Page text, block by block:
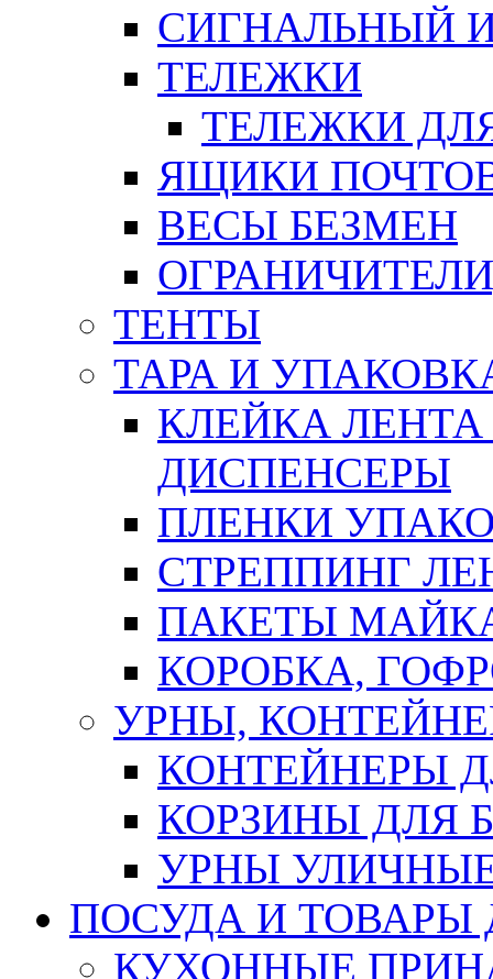
СИГНАЛЬНЫЙ
ТЕЛЕЖКИ
ТЕЛЕЖКИ
ЯЩИКИ
ВЕСЫ БЕЗМЕН
ТЕНТЫ
ТАРА И
КЛЕЙКА
ДИСПЕНСЕРЫ
ПЛЕНКИ
СТРЕППИНГ
ПАКЕТЫ
КОРОБКА,
УРНЫ,
КОНТЕЙНЕРЫ
КОРЗИНЫ ДЛЯ
УРНЫ
ПОСУДА И ТОВАРЫ
КУХОННЫЕ